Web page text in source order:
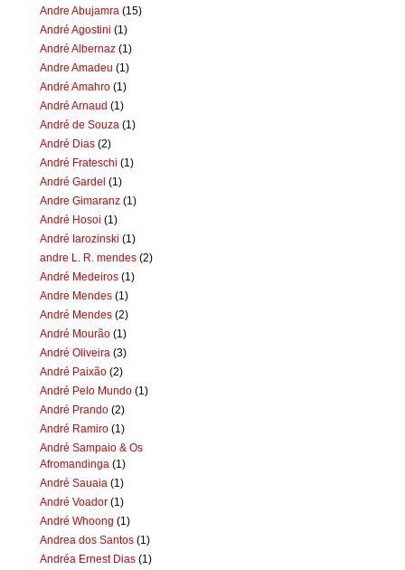
Andre Abujamra (15)
André Agostini (1)
André Albernaz (1)
Andre Amadeu (1)
André Amahro (1)
André Arnaud (1)
André de Souza (1)
André Dias (2)
André Frateschi (1)
André Gardel (1)
Andre Gimaranz (1)
André Hosoi (1)
André Iarozinski (1)
andre L. R. mendes (2)
André Medeiros (1)
Andre Mendes (1)
André Mendes (2)
André Mourão (1)
André Oliveira (3)
André Paixão (2)
André Pelo Mundo (1)
André Prando (2)
André Ramiro (1)
André Sampaio & Os
Afromandinga (1)
André Sauaia (1)
André Voador (1)
André Whoong (1)
Andrea dos Santos (1)
Andréa Ernest Dias (1)